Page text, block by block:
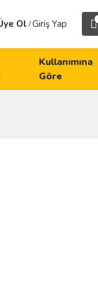
Ol /Giriş Yap
Kullanımına
Göre